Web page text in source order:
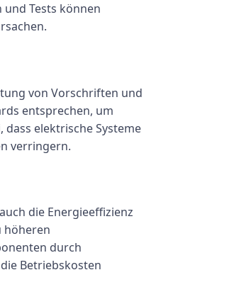
Tests können
von Vorschriften und
entsprechen, um
elektrische Systeme
verringern.
die Energieeffizienz
höheren
durch
Betriebskosten